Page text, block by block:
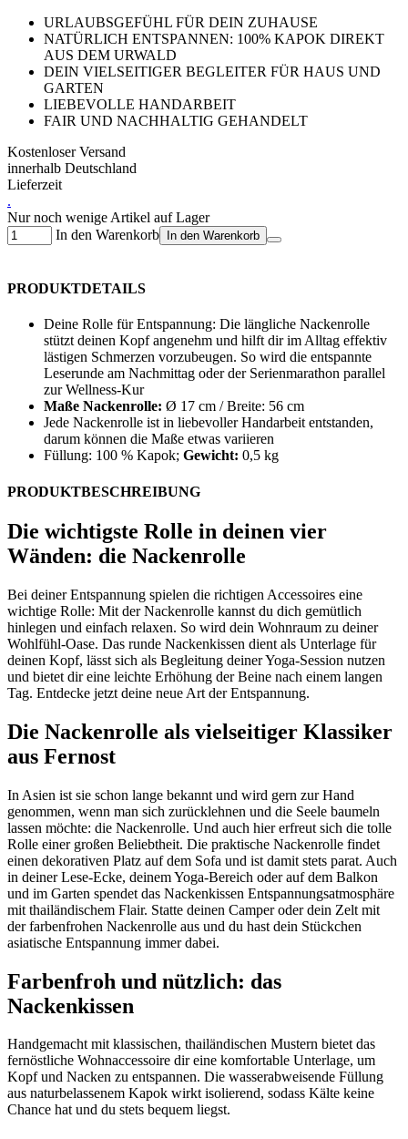
URLAUBSGEFÜHL FÜR DEIN ZUHAUSE
NATÜRLICH ENTSPANNEN: 100% KAPOK DIREKT
AUS DEM URWALD
DEIN VIELSEITIGER BEGLEITER FÜR HAUS UND
GARTEN
LIEBEVOLLE HANDARBEIT
FAIR UND NACHHALTIG GEHANDELT
Kostenloser Versand
innerhalb Deutschland
Lieferzeit
.
Nur noch wenige Artikel auf Lager
In den Warenkorb
In den Warenkorb
PRODUKTDETAILS
Deine Rolle für Entspannung: Die längliche Nackenrolle
stützt deinen Kopf angenehm und hilft dir im Alltag effektiv
lästigen Schmerzen vorzubeugen. So wird die entspannte
Leserunde am Nachmittag oder der Serienmarathon parallel
zur Wellness-Kur
Maße Nackenrolle: Ø 17 cm / Breite: 56 cm
Jede Nackenrolle ist in liebevoller Handarbeit entstanden,
darum können die Maße etwas variieren
Füllung: 100 % Kapok; Gewicht: 0,5 kg
PRODUKTBESCHREIBUNG
Die wichtigste Rolle in deinen vier
Wänden: die Nackenrolle
Bei deiner Entspannung spielen die richtigen Accessoires eine
wichtige Rolle: Mit der Nackenrolle kannst du dich gemütlich
hinlegen und einfach relaxen. So wird dein Wohnraum zu deiner
Wohlfühl-Oase. Das runde Nackenkissen dient als Unterlage für
deinen Kopf, lässt sich als Begleitung deiner Yoga-Session nutzen
und bietet dir eine leichte Erhöhung der Beine nach einem langen
Tag. Entdecke jetzt deine neue Art der Entspannung.
Die Nackenrolle als vielseitiger Klassiker
aus Fernost
In Asien ist sie schon lange bekannt und wird gern zur Hand
genommen, wenn man sich zurücklehnen und die Seele baumeln
lassen möchte: die Nackenrolle. Und auch hier erfreut sich die tolle
Rolle einer großen Beliebtheit. Die praktische Nackenrolle findet
einen dekorativen Platz auf dem Sofa und ist damit stets parat. Auch
in deiner Lese-Ecke, deinem Yoga-Bereich oder auf dem Balkon
und im Garten spendet das Nackenkissen Entspannungsatmosphäre
mit thailändischem Flair. Statte deinen Camper oder dein Zelt mit
der farbenfrohen Nackenrolle aus und du hast dein Stückchen
asiatische Entspannung immer dabei.
Farbenfroh und nützlich: das
Nackenkissen
Handgemacht mit klassischen, thailändischen Mustern bietet das
fernöstliche Wohnaccessoire dir eine komfortable Unterlage, um
Kopf und Nacken zu entspannen. Die wasserabweisende Füllung
aus naturbelassenem Kapok wirkt isolierend, sodass Kälte keine
Chance hat und du stets bequem liegst.